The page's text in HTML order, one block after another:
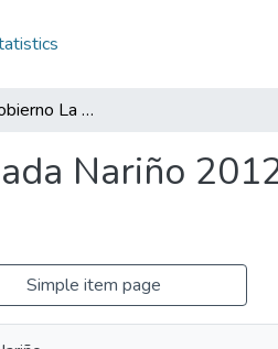
Programa de Gobierno La Llanada Nariño 2012 - 2015: PG La Llanada Nariño 2012 - 2015
Nariño
Simple item page